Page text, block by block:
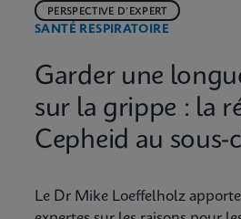
SANTÉ RESPIRATOIRE
PERSPECTIVE D’EXPERT
Garder une
sur la grippe : la
Cepheid au sous-
Le Dr Mike Loeffelholz